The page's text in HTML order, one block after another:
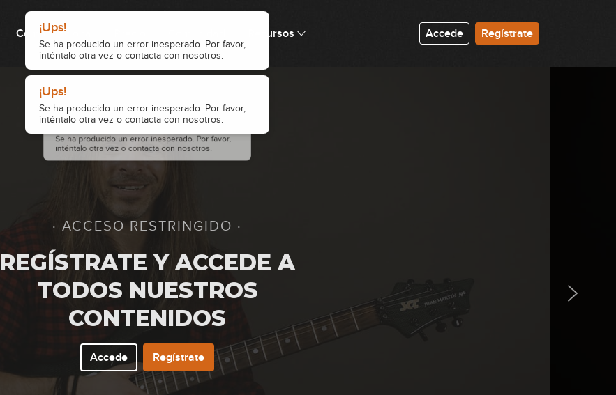
Cómo funciona Recursos Accede Regístrate
· ACCESO RESTRINGIDO ·
REGÍSTRATE Y ACCEDE A
TODOS NUESTROS
CONTENIDOS
Accede Regístrate
4
12:20
Cómo ganar velocidad (parte 1)